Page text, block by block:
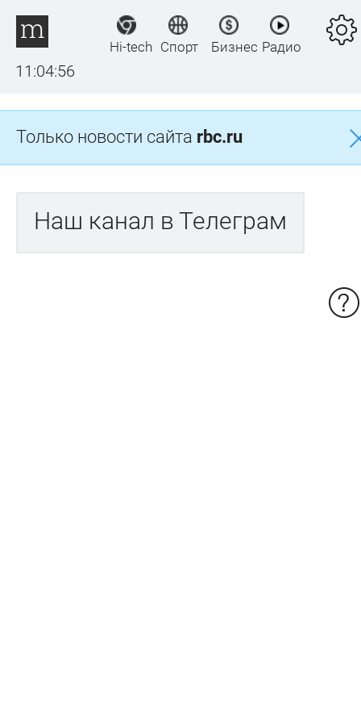
11:04:57
Hi-tech Спорт Бизнес Радио
Только новости сайта rbc.ru
Наш канал в Телеграм